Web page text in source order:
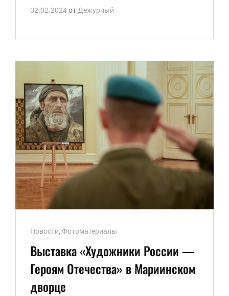
02.02.2024от Дежурный
Ссылки
рубрик
Новости, Фотоматериалы
Выставка «Художники России —
Героям Отечества» в Мариинском
дворце